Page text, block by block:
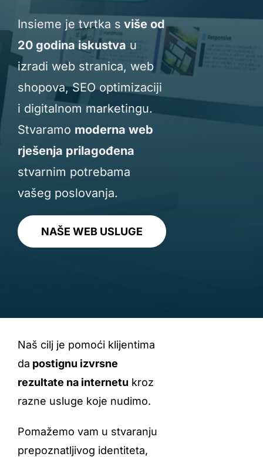
Insieme je tvrtka s više od
20 godina iskustva u
izradi web stranica, web
shopova, SEO optimizaciji
i digitalnom marketingu.
Stvaramo moderna web
rješenja prilagođena
stvarnim potrebama
vašeg poslovanja.
NAŠE WEB USLUGE
Naš cilj je pomoći klijentima
da postignu izvrsne
rezultate na internetu kroz
razne usluge koje nudimo.
Pomažemo vam u stvaranju
prepoznatljivog identiteta,